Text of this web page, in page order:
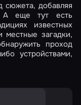
сюжета, добавляя
А еще тут есть
известных
загадки,
проход
устройствами,